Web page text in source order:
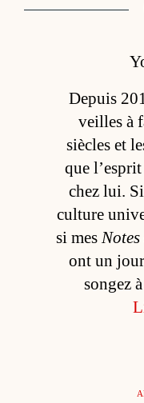
Depuis
veilles à
siècles et
que
chez lui.
culture
si mes
ont un
songez à